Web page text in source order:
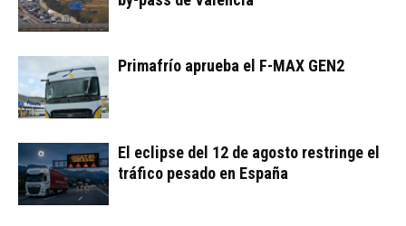
Primafrío aprueba el F-MAX GEN2
El eclipse del 12 de agosto restringe el
tráfico pesado en España